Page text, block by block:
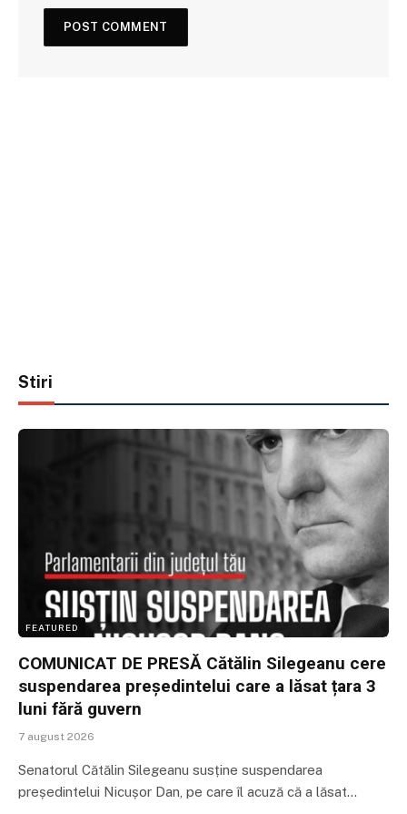
Stiri
FEATURED
COMUNICAT DE PRESĂ Cătălin Silegeanu cere
suspendarea președintelui care a lăsat țara 3
luni fără guvern
7 august 2026
Senatorul Cătălin Silegeanu susține suspendarea
președintelui Nicușor Dan, pe care îl acuză că a lăsat…